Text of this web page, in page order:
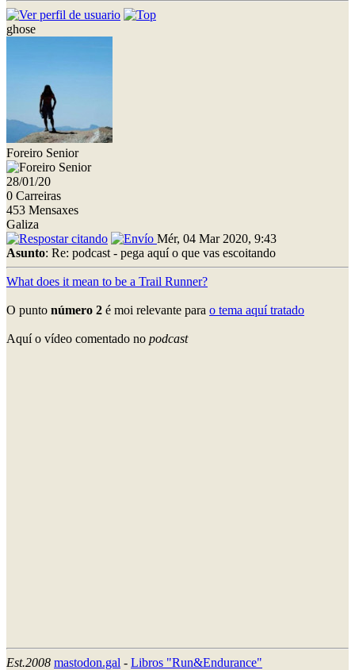
ghose
Foreiro Senior
28/01/20
0 Carreiras
453 Mensaxes
Galiza
Mér, 04 Mar 2020, 9:43
Asunto: Re: podcast - pega aquí o que vas escoitando
What does it mean to be a Trail Runner?
O punto número 2 é moi relevante para o tema aquí tratado
Aquí o vídeo comentado no podcast
Est.2008 mastodon.gal - Libros "Run&Endurance"